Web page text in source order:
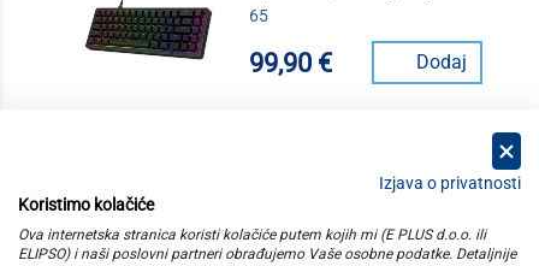
65
99,90 € Dodaj
kategorije
Izjava o privatnosti
Koristimo kolačiće
Ova internetska stranica koristi kolačiće putem kojih mi (E PLUS d.o.o. ili
ELIPSO) i naši poslovni partneri obrađujemo Vaše osobne podatke. Detaljnije